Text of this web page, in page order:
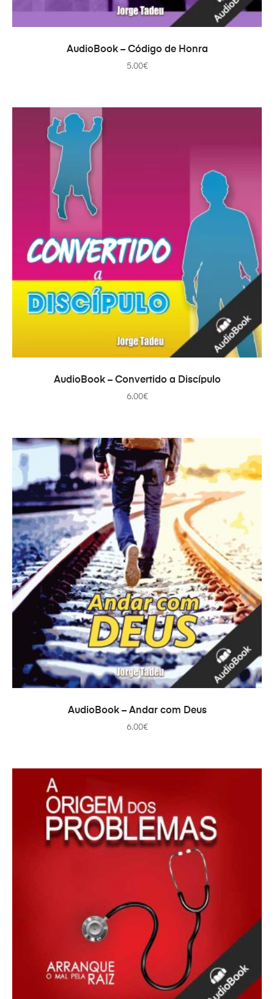
AJOUTER AU PANIER
AudioBook – Código de Honra
5.00€
AJOUTER AU PANIER
AudioBook – Convertido a Discípulo
6.00€
AJOUTER AU PANIER
AudioBook – Andar com Deus
6.00€